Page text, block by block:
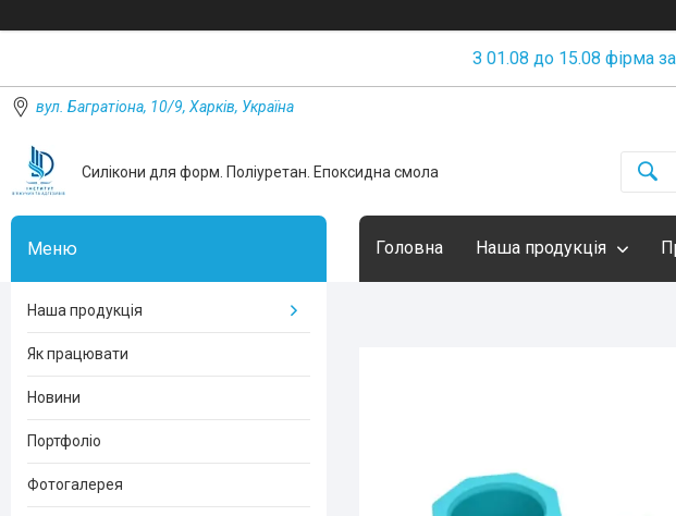
З 01.08 до 15.08 фірма
вул. Багратіона, 10/9, Харків, Україна
Силікони для форм. Поліуретан. Епоксидна смола
Головна Наша продукція
Наша продукція
Як працювати
Новини
Портфоліо
Фотогалерея